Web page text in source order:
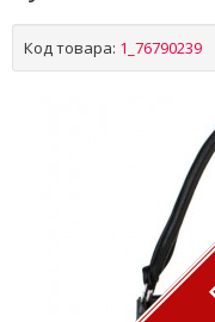
Код товара: 1_76790239